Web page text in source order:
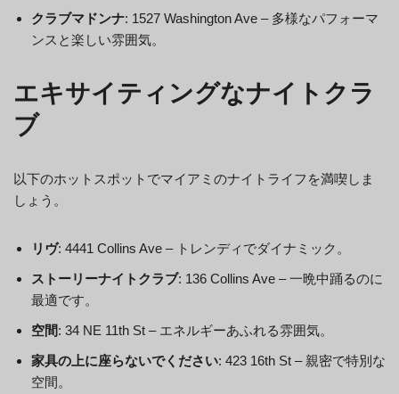
クラブマドンナ: 1527 Washington Ave – 多様なパフォーマ
ンスと楽しい雰囲気。
エキサイティングなナイトクラ
ブ
以下のホットスポットでマイアミのナイトライフを満喫しま
しょう。
リヴ: 4441 Collins Ave – トレンディでダイナミック。
ストーリーナイトクラブ: 136 Collins Ave – 一晩中踊るのに
最適です。
空間: 34 NE 11th St – エネルギーあふれる雰囲気。
家具の上に座らないでください: 423 16th St – 親密で特別な
空間。